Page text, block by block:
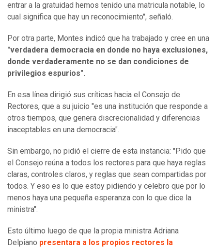
entrar a la gratuidad hemos tenido una matricula notable, lo
cual significa que hay un reconocimiento", señaló.
Por otra parte, Montes indicó que ha trabajado y cree en una
"verdadera democracia en donde no haya exclusiones,
donde verdaderamente no se dan condiciones de
privilegios espurios".
En esa línea dirigió sus críticas hacia el Consejo de
Rectores, que a su juicio "es una institución que responde a
otros tiempos, que genera discrecionalidad y diferencias
inaceptables en una democracia".
Sin embargo, no pidió el cierre de esta instancia: "Pido que
el Consejo reúna a todos los rectores para que haya reglas
claras, controles claros, y reglas que sean compartidas por
todos. Y eso es lo que estoy pidiendo y celebro que por lo
menos haya una pequeña esperanza con lo que dice la
ministra".
Esto último luego de que la propia ministra Adriana
Delpiano presentara a los propios rectores la